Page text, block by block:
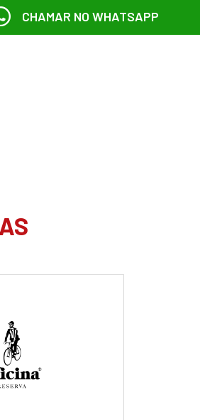
CHAMAR NO WHATSAPP